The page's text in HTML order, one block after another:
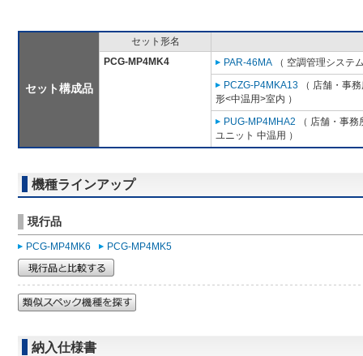
セット構成品
セット形名
PCG-MP4MK4
PAR-46MA （ 空調管理システ
PCZG-P4MKA13 （ 店舗・事
形<中温用>室内 ）
PUG-MP4MHA2 （ 店舗・事
ユニット 中温用 ）
機種ラインアップ
現行品
PCG-MP4MK6 PCG-MP4MK5
納入仕様書